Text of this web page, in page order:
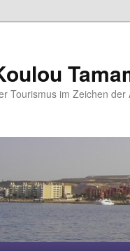
Tourismus im Zeichen der